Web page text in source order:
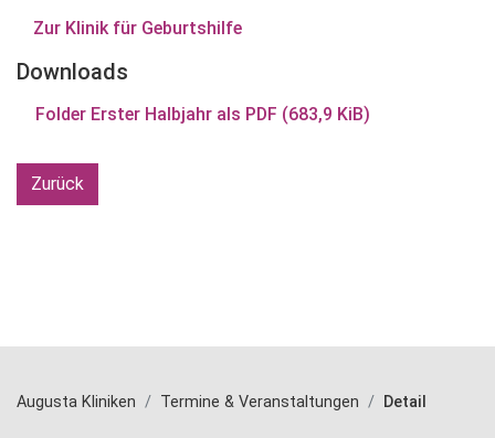
Zur Klinik für Geburtshilfe
Downloads
Folder Erster Halbjahr als PDF (683,9 KiB)
Zurück
Augusta Kliniken Termine & Veranstaltungen Detail